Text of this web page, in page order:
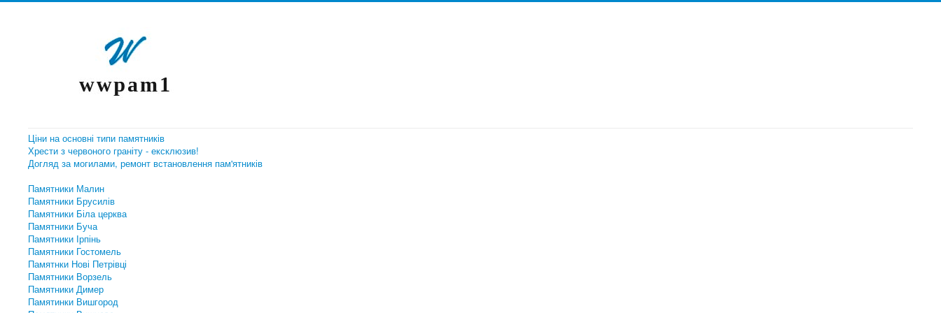
Ціни на основні типи памятників
Хрести з червоного граніту - ексклюзив!
Догляд за могилами, ремонт встановлення пам'ятників
Памятники Малин
Памятники Брусилів
Памятники Біла церква
Памятники Буча
Памятники Ірпінь
Памятники Гостомель
Памятнки Нові Петрівці
Памятники Ворзель
Памятники Димер
Памятинки Вишгород